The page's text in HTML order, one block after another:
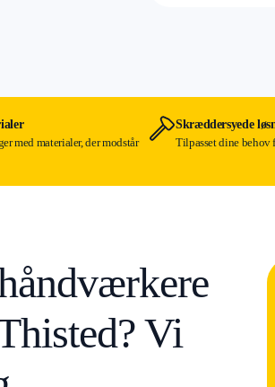
med materialer, der modstår
Skræddersyede
Tilpasset dine behov
Vi